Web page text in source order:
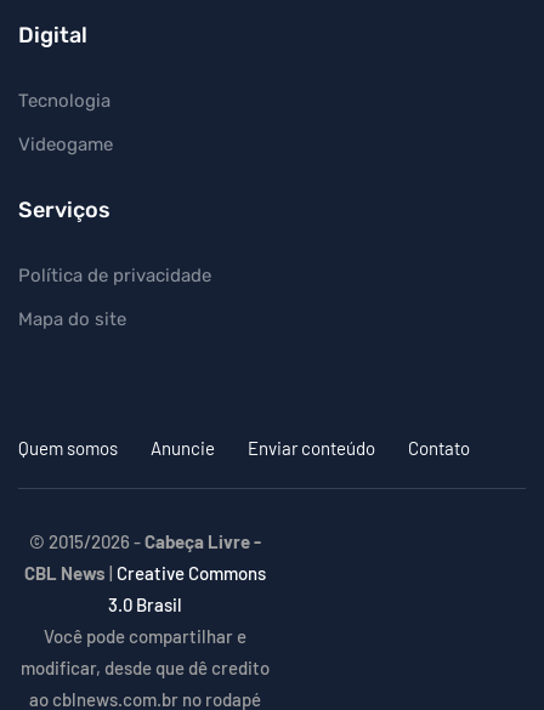
Digital
Tecnologia
Videogame
Serviços
Política de privacidade
Mapa do site
Quem somos Anuncie Enviar conteúdo Contato
© 2015/2026 -Cabeça Livre -
CBL News | Creative Commons
3.0 Brasil
Você pode compartilhar e
modificar, desde que dê credito
ao cblnews.com.br no rodapé